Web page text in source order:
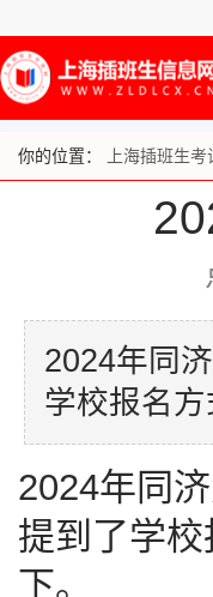
你的位置： 上海插班生考
2024年同
学校报名
2024年同
提到了学校
下。